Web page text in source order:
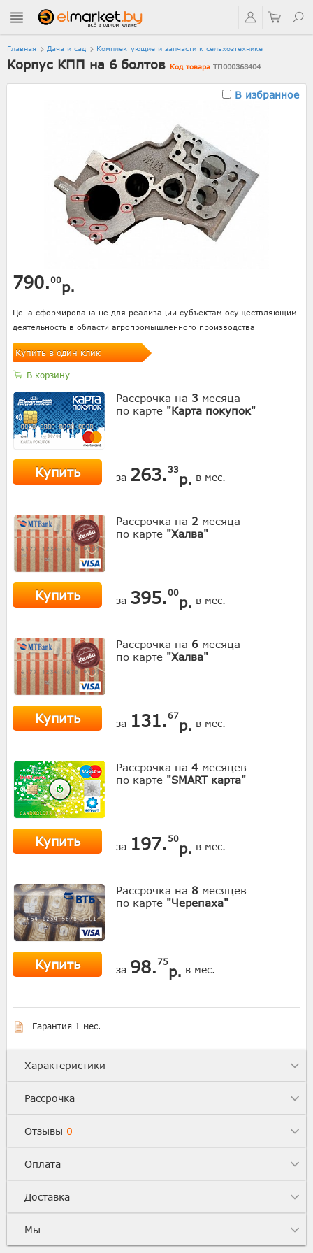
Главная Дача и сад Комплектующие и запчасти к сельхозтехнике
Корпус КПП на 6 болтов Код товара ТП000368404
В избранное
790.00р.
Цена сформирована не для реализации субъектам осуществляющим
деятельность в области агропромышленного производства
Купить в один клик
В корзину
Рассрочка на 3 месяца
по карте "Карта покупок"
Купить за 263. 33
р. в мес.
Рассрочка на 2 месяца
по карте "Халва"
Купить за 395.00
р. в мес.
Рассрочка на 6 месяца
по карте "Халва"
Купить за 131.67
р. в мес.
Рассрочка на 4 месяцев
по карте "SMART карта"
Купить за 197. 50
р. в мес.
Рассрочка на 8 месяцев
по карте "Черепаха"
Купить за 98. 75
р. в мес.
Гарантия 1 мес.
Характеристики
Рассрочка
Отзывы 0
Оплата
Доставка
Мы